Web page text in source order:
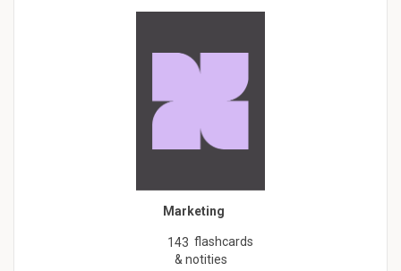
Marketing
143 flashcards
& notities